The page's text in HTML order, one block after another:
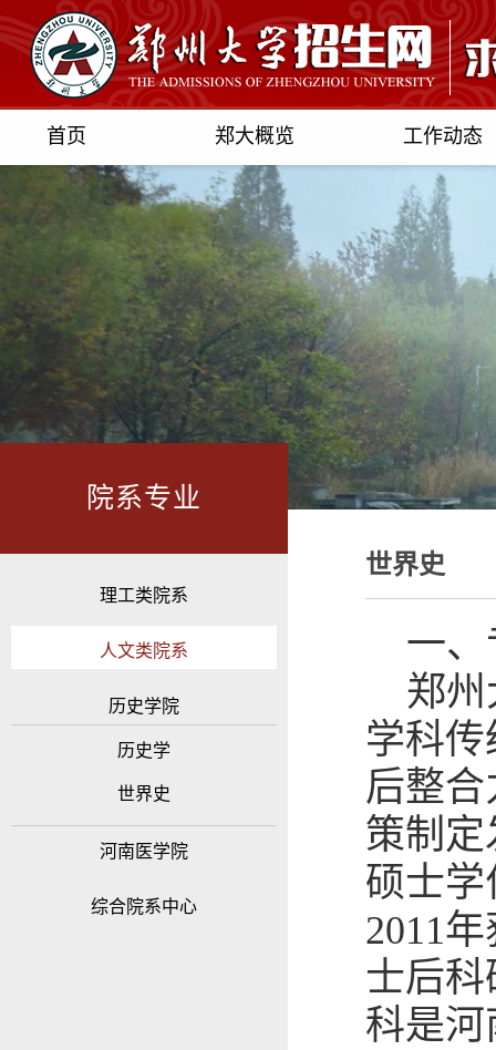
首页 郑大概览 工作动态
院系专业
理工类院系
人文类院系
历史学院
历史学
世界史
河南医学院
综合院系中心
世界史
一
郑
学科
后整
策制定
硕士学
2011
士后
科是